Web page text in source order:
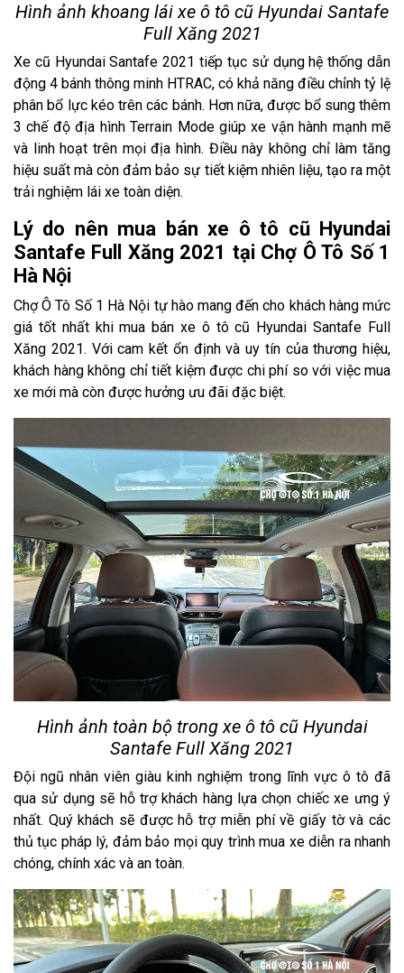
Hình ảnh khoang lái xe ô tô cũ Hyundai Santafe
Full Xăng 2021
Xe cũ Hyundai Santafe 2021 tiếp tục sử dụng hệ thống dẫn
động 4 bánh thông minh HTRAC, có khả năng điều chỉnh tỷ lệ
phân bổ lực kéo trên các bánh. Hơn nữa, được bổ sung thêm
3 chế độ địa hình Terrain Mode giúp xe vận hành mạnh mẽ
và linh hoạt trên mọi địa hình. Điều này không chỉ làm tăng
hiệu suất mà còn đảm bảo sự tiết kiệm nhiên liệu, tạo ra một
trải nghiệm lái xe toàn diện.
Lý do nên mua bán xe ô tô cũ Hyundai
Santafe Full Xăng 2021 tại Chợ Ô Tô Số 1
Hà Nội
Chợ Ô Tô Số 1 Hà Nội tự hào mang đến cho khách hàng mức
giá tốt nhất khi mua bán xe ô tô cũ Hyundai Santafe Full
Xăng 2021. Với cam kết ổn định và uy tín của thương hiệu,
khách hàng không chỉ tiết kiệm được chi phí so với việc mua
xe mới mà còn được hưởng ưu đãi đặc biệt.
Hình ảnh toàn bộ trong xe ô tô cũ Hyundai
Santafe Full Xăng 2021
Đội ngũ nhân viên giàu kinh nghiệm trong lĩnh vực ô tô đã
qua sử dụng sẽ hỗ trợ khách hàng lựa chọn chiếc xe ưng ý
nhất. Quý khách sẽ được hỗ trợ miễn phí về giấy tờ và các
thủ tục pháp lý, đảm bảo mọi quy trình mua xe diễn ra nhanh
chóng, chính xác và an toàn.